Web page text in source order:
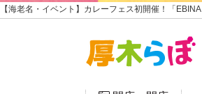
【海老名・イベント】カレーフェス初開催！「